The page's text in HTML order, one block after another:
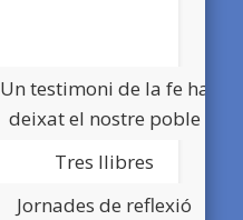
Un testimoni de la fe ha
deixat el nostre poble
Tres llibres
Jornades de reflexió